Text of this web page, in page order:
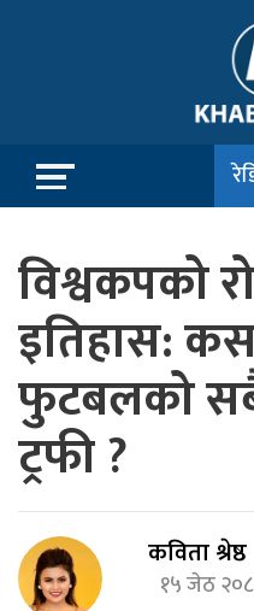
विश्वकपको
इतिहास:
फुटबलको
ट्रफी ?
कविता श्रेष्ठ
१५ जेठ